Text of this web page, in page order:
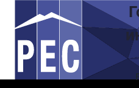
Перейти к основному